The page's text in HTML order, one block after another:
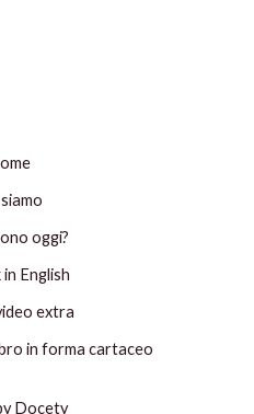
oggi?
English
extra
in forma cartaceo
Docety